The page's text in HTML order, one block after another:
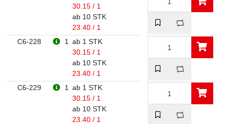
30.15 / 1
ab 10 STK
23.40 / 1
C6-228
1
ab 1 STK
30.15 / 1
ab 10 STK
23.40 / 1
C6-229
1
ab 1 STK
30.15 / 1
ab 10 STK
23.40 / 1